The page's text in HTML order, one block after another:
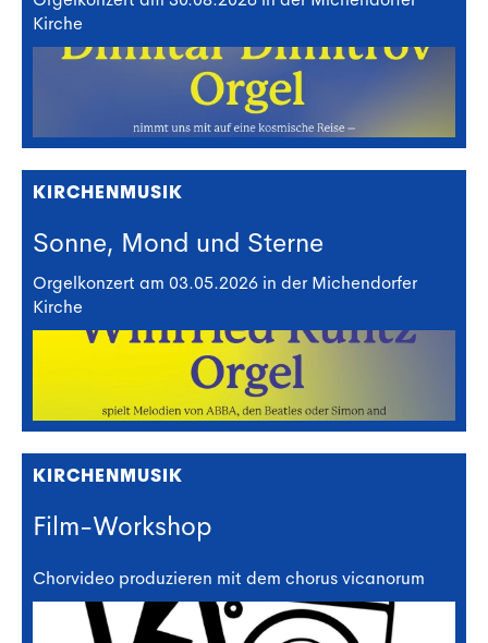
Kirche
KIRCHENMUSIK
Sonne, Mond und Sterne
Orgelkonzert am 03.05.2026 in der Michendorfer
Kirche
KIRCHENMUSIK
Film-Workshop
Chorvideo produzieren mit dem chorus vicanorum